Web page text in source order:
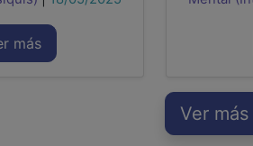
más
Ver